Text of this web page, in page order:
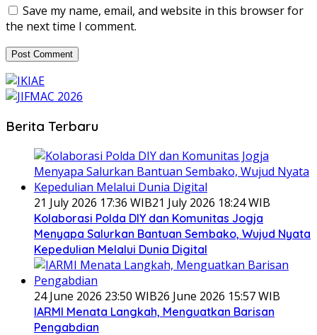
Save my name, email, and website in this browser for
the next time I comment.
Berita Terbaru
21 July 2026 17:36 WIB21 July 2026 18:24 WIB
Kolaborasi Polda DIY dan Komunitas Jogja
Menyapa Salurkan Bantuan Sembako, Wujud Nyata
Kepedulian Melalui Dunia Digital
24 June 2026 23:50 WIB26 June 2026 15:57 WIB
IARMI Menata Langkah, Menguatkan Barisan
Pengabdian